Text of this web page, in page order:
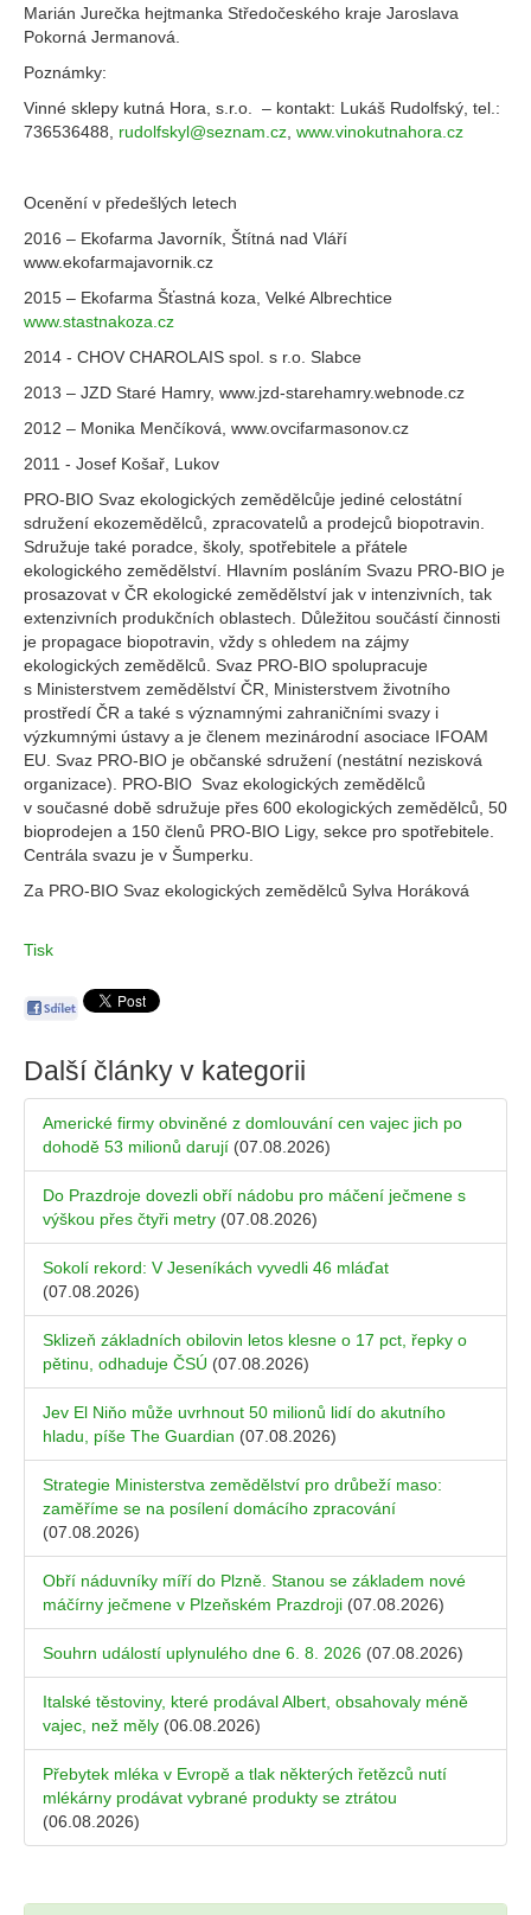
Marián Jurečka hejtmanka Středočeského kraje Jaroslava
Pokorná Jermanová.
Poznámky:
Vinné sklepy kutná Hora, s.r.o. – kontakt: Lukáš Rudolfský, tel.:
736536488, rudolfskyl@seznam.cz www.vinokutnahora.cz
Ocenění v předešlých letech
2016 – Ekofarma Javorník, Štítná nad Vláří
www.ekofarmajavornik.cz
2015 – Ekofarma Šťastná koza, Velké Albrechtice
www.stastnakoza.cz
2014 - CHOV CHAROLAIS spol. s r.o. Slabce
2013 – JZD Staré Hamry, www.jzd-starehamry.webnode.cz
2012 – Monika Menčíková, www.ovcifarmasonov.cz
2011 - Josef Košař, Lukov
PRO-BIO Svaz ekologických zemědělcůje jediné celostátní
sdružení ekozemědělců, zpracovatelů a prodejců biopotravin.
Sdružuje také poradce, školy, spotřebitele a přátele
ekologického zemědělství. Hlavním posláním Svazu PRO-BIO je
prosazovat v ČR ekologické zemědělství jak v intenzivních, tak
extenzivních produkčních oblastech. Důležitou součástí činnosti
je propagace biopotravin, vždy s ohledem na zájmy
ekologických zemědělců. Svaz PRO-BIO spolupracuje
s Ministerstvem zemědělství ČR, Ministerstvem životního
prostředí ČR a také s významnými zahraničními svazy i
výzkumnými ústavy a je členem mezinárodní asociace IFOAM
EU. Svaz PRO-BIO je občanské sdružení (nestátní nezisková
organizace). PRO-BIO Svaz ekologických zemědělců
v současné době sdružuje přes 600 ekologických zemědělců, 50
bioprodejen a 150 členů PRO-BIO Ligy, sekce pro spotřebitele.
Centrála svazu je v Šumperku.
Za PRO-BIO Svaz ekologických zemědělců Sylva Horáková
Tisk
Další články v kategorii
Americké firmy obviněné z domlouvání cen vajec jich po
dohodě 53 milionů darují (07.08.2026)
Do Prazdroje dovezli obří nádobu pro máčení ječmene s
výškou přes čtyři metry (07.08.2026)
Sokolí rekord: V Jeseníkách vyvedli 46 mláďat
(07.08.2026)
Sklizeň základních obilovin letos klesne o 17 pct, řepky o
pětinu, odhaduje ČSÚ (07.08.2026)
Jev El Niňo může uvrhnout 50 milionů lidí do akutního
hladu, píše The Guardian (07.08.2026)
Strategie Ministerstva zemědělství pro drůbeží maso:
zaměříme se na posílení domácího zpracování
(07.08.2026)
Obří náduvníky míří do Plzně. Stanou se základem nové
máčírny ječmene v Plzeňském Prazdroji (07.08.2026)
Souhrn událostí uplynulého dne 6. 8. 2026 (07.08.2026)
Italské těstoviny, které prodával Albert, obsahovaly méně
vajec, než měly (06.08.2026)
Přebytek mléka v Evropě a tlak některých řetězců nutí
mlékárny prodávat vybrané produkty se ztrátou
(06.08.2026)